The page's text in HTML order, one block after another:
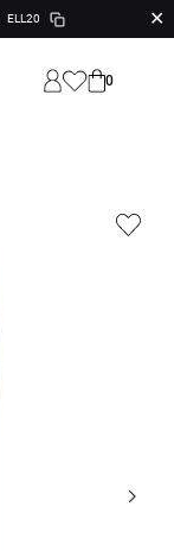
ELL20 ✕
0